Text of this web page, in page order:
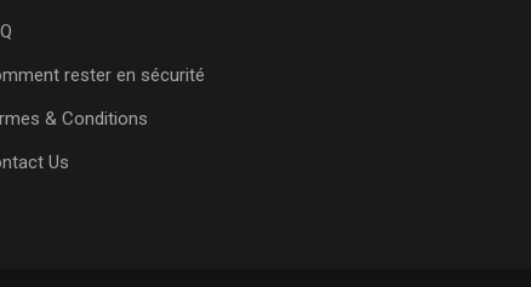
rester en sécurité
& Conditions
Us